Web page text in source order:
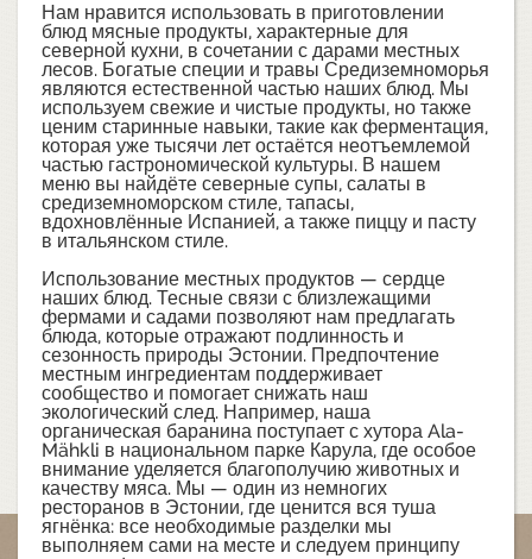
Нам нравится использовать в приготовлении
блюд мясные продукты, характерные для
северной кухни, в сочетании с дарами местных
лесов. Богатые специи и травы Средиземноморья
являются естественной частью наших блюд. Мы
используем свежие и чистые продукты, но также
ценим старинные навыки, такие как ферментация,
которая уже тысячи лет остаётся неотъемлемой
частью гастрономической культуры. В нашем
меню вы найдёте северные супы, салаты в
средиземноморском стиле, тапасы,
вдохновлённые Испанией, а также пиццу и пасту
в итальянском стиле.
Использование местных продуктов — сердце
наших блюд. Тесные связи с близлежащими
фермами и садами позволяют нам предлагать
блюда, которые отражают подлинность и
сезонность природы Эстонии. Предпочтение
местным ингредиентам поддерживает
сообщество и помогает снижать наш
экологический след. Например, наша
органическая баранина поступает с хутора Ala-
Mähkli в национальном парке Карула, где особое
внимание уделяется благополучию животных и
качеству мяса. Мы — один из немногих
ресторанов в Эстонии, где ценится вся туша
ягнёнка: все необходимые разделки мы
выполняем сами на месте и следуем принципу